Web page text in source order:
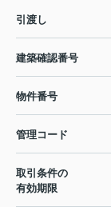
引渡し
建築確認番号
物件番号
管理コード
取引条件の
有効期限